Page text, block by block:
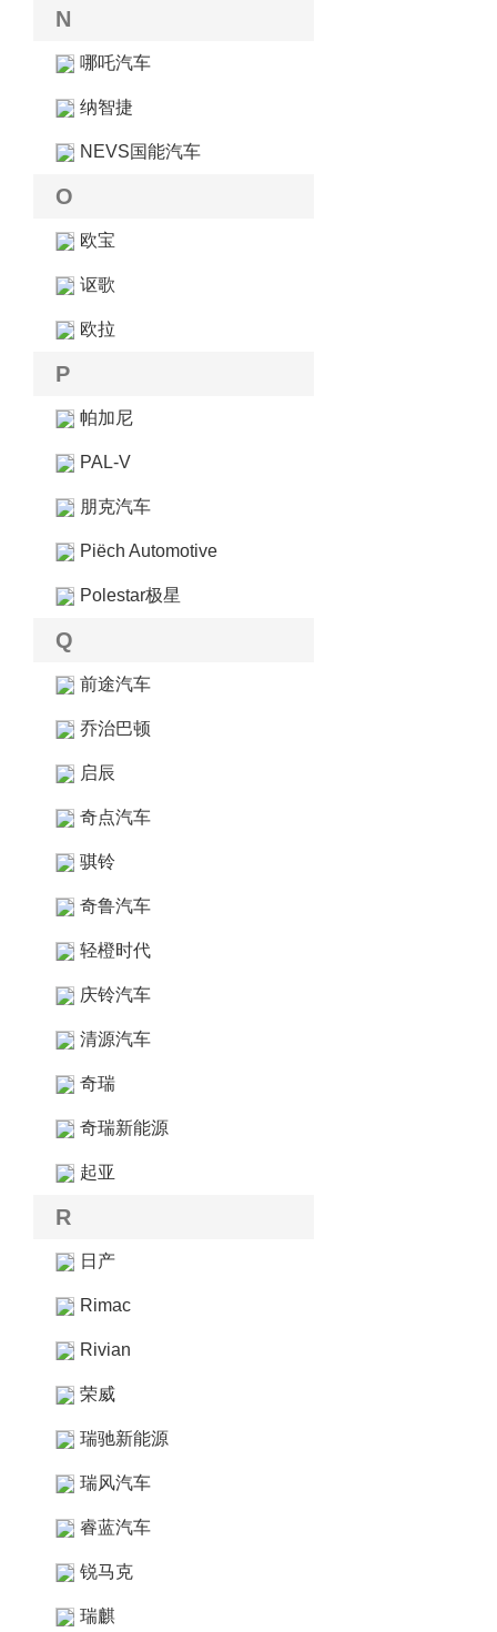
N
哪吒汽车
纳智捷
NEVS国能汽车
O
欧宝
讴歌
欧拉
P
帕加尼
PAL-V
朋克汽车
Piëch Automotive
Polestar极星
Q
前途汽车
乔治巴顿
启辰
奇点汽车
骐铃
奇鲁汽车
轻橙时代
庆铃汽车
清源汽车
奇瑞
奇瑞新能源
起亚
R
日产
Rimac
Rivian
荣威
瑞驰新能源
瑞风汽车
睿蓝汽车
锐马克
瑞麒